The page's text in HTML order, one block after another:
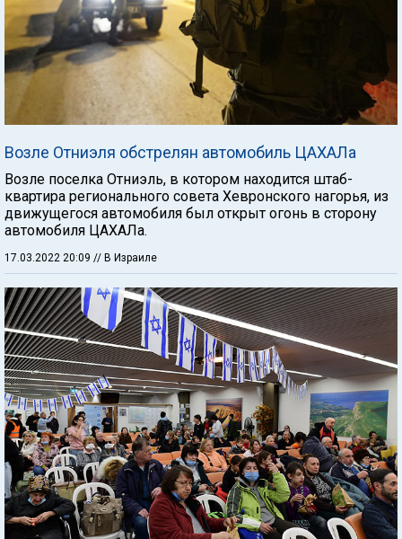
Возле Отниэля обстрелян автомобиль ЦАХАЛа
Возле поселка Отниэль, в котором находится штаб-
квартира регионального совета Хевронского нагорья, из
движущегося автомобиля был открыт огонь в сторону
автомобиля ЦАХАЛа.
17.03.2022 20:09 // В Израиле